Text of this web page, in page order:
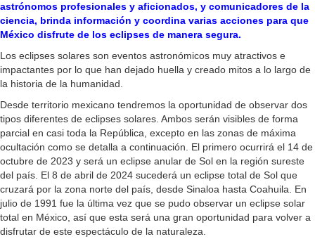
astrónomos profesionales y aficionados, y comunicadores de la
ciencia, brinda información y coordina varias acciones para que
México disfrute de los eclipses de manera segura.
Los eclipses solares son eventos astronómicos muy atractivos e
impactantes por lo que han dejado huella y creado mitos a lo largo de
la historia de la humanidad.
Desde territorio mexicano tendremos la oportunidad de observar dos
tipos diferentes de eclipses solares. Ambos serán visibles de forma
parcial en casi toda la República, excepto en las zonas de máxima
ocultación como se detalla a continuación. El primero ocurrirá el 14 de
octubre de 2023 y será un eclipse anular de Sol en la región sureste
del país. El 8 de abril de 2024 sucederá un eclipse total de Sol que
cruzará por la zona norte del país, desde Sinaloa hasta Coahuila. En
julio de 1991 fue la última vez que se pudo observar un eclipse solar
total en México, así que esta será una gran oportunidad para volver a
disfrutar de este espectáculo de la naturaleza.